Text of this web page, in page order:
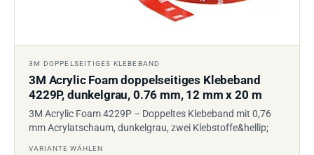
3M DOPPELSEITIGES KLEBEBAND
3M Acrylic Foam doppelseitiges Klebeband
4229P, dunkelgrau, 0.76 mm, 12 mm x 20 m
3M Acrylic Foam 4229P – Doppeltes Klebeband mit 0,76
mm Acrylatschaum, dunkelgrau, zwei Klebstoffe&hellip;
VARIANTE WÄHLEN